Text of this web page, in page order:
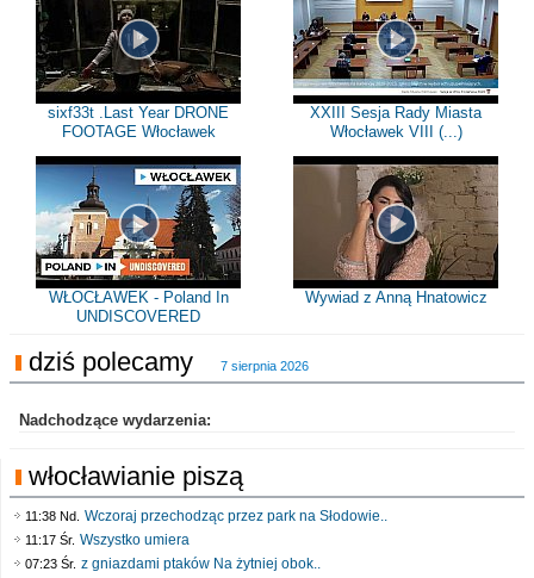
sixf33t .Last Year DRONE
FOOTAGE Włocławek
XXIII Sesja Rady Miasta
Włocławek VIII (...)
WŁOCŁAWEK - Poland In
UNDISCOVERED
Wywiad z Anną Hnatowicz
dziś polecamy 7 sierpnia 2026
Nadchodzące wydarzenia:
włocławianie piszą
11:38 Nd. Wczoraj przechodząc przez park na Słodowie..
11:17 Śr. Wszystko umiera
07:23 Śr. z gniazdami ptaków Na żytniej obok..